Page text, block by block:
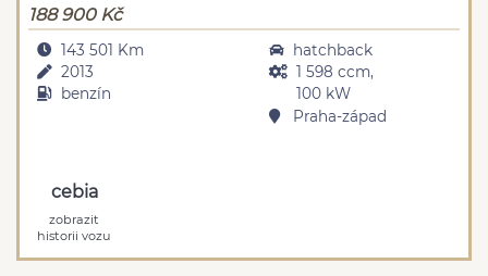
188 900 Kč
143 501 Km
2013
benzín
hatchback
1 598 ccm,
100 kW
Praha-západ
cebia
zobrazit
historii vozu